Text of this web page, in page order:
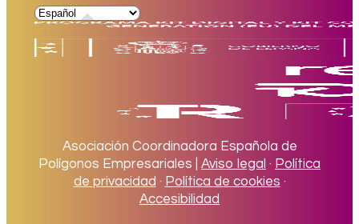
Asociación Coordinadora Española de
Polígonos Empresariales | Aviso legal · Política
de privacidad · Política de cookies ·
Accesibilidad